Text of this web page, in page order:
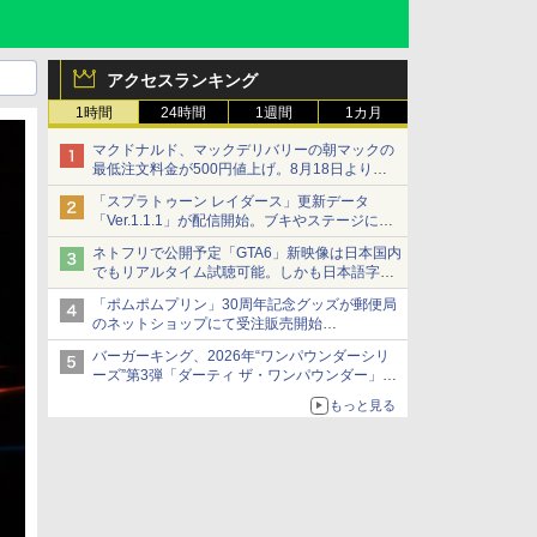
アクセスランキング
1時間 24時間 1週間 1カ月
マクドナルド、マックデリバリーの朝マックの
最低注文料金が500円値上げ。8月18日より
1,500円から受付
「スプラトゥーン レイダース」更新データ
「Ver.1.1.1」が配信開始。ブキやステージに関
する不具合を修正
ネトフリで公開予定「GTA6」新映像は日本国内
でもリアルタイム試聴可能。しかも日本語字幕
付き
Netflixから公式回答あり
「ポムポムプリン」30周年記念グッズが郵便局
のネットショップにて受注販売開始
「おもちもちもちクッション」など今年だけの
限定商品が登場
バーガーキング、2026年“ワンパウンダーシリ
ーズ”第3弾「ダーティ ザ・ワンパウンダー」を
「特製ガーリックマヨソース」を使用した超大
もっと見る